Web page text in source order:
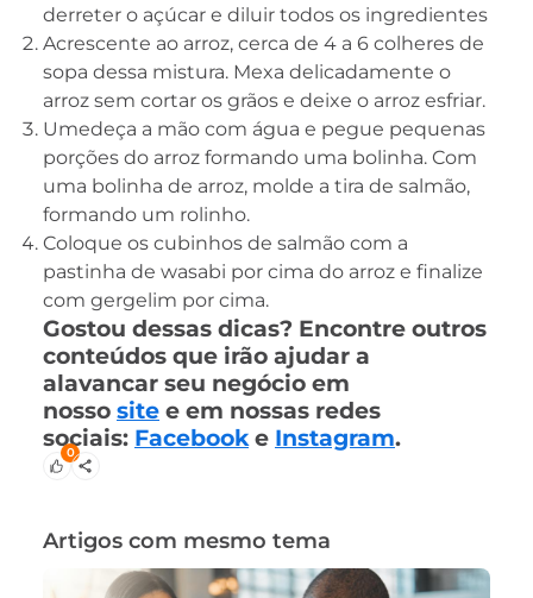
derreter o açúcar e diluir todos os ingredientes
Acrescente ao arroz, cerca de 4 a 6 colheres de
sopa dessa mistura. Mexa delicadamente o
arroz sem cortar os grãos e deixe o arroz esfriar.
Umedeça a mão com água e pegue pequenas
porções do arroz formando uma bolinha. Com
uma bolinha de arroz, molde a tira de salmão,
formando um rolinho.
Coloque os cubinhos de salmão com a
pastinha de wasabi por cima do arroz e finalize
com gergelim por cima.
Gostou dessas dicas? Encontre outros
conteúdos que irão ajudar a
alavancar seu negócio em
nosso site e em nossas redes
sociais: Facebooke Instagram.
0
Artigos com mesmo tema